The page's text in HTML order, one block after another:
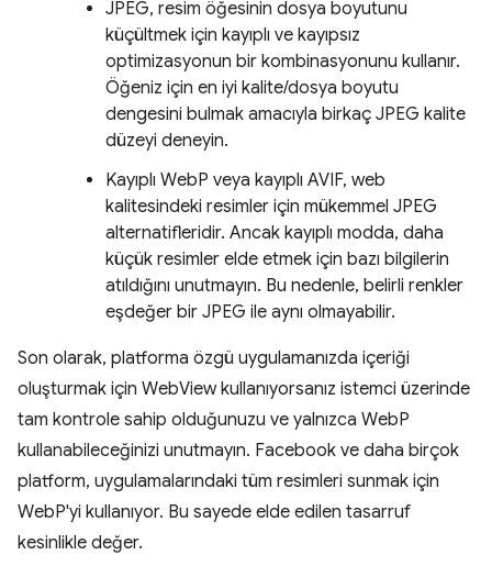
JPEG, resim öğesinin dosya boyutunu
küçültmek için kayıplı ve kayıpsız
optimizasyonun bir kombinasyonunu kullanır.
Öğeniz için en iyi kalite/dosya boyutu
dengesini bulmak amacıyla birkaç JPEG kalite
düzeyi deneyin.
Kayıplı WebP veya kayıplı AVIF, web
kalitesindeki resimler için mükemmel JPEG
alternatifleridir. Ancak kayıplı modda, daha
küçük resimler elde etmek için bazı bilgilerin
atıldığını unutmayın. Bu nedenle, belirli renkler
eşdeğer bir JPEG ile aynı olmayabilir.
Son olarak, platforma özgü uygulamanızda içeriği
oluşturmak için WebView kullanıyorsanız istemci üzerinde
tam kontrole sahip olduğunuzu ve yalnızca WebP
kullanabileceğinizi unutmayın. Facebook ve daha birçok
platform, uygulamalarındaki tüm resimleri sunmak için
WebP'yi kullanıyor. Bu sayede elde edilen tasarruf
kesinlikle değer.